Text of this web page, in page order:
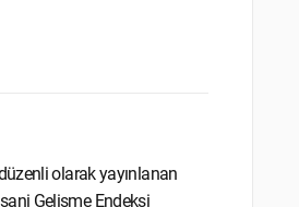
olarak yayınlanan
Gelişme Endeksi